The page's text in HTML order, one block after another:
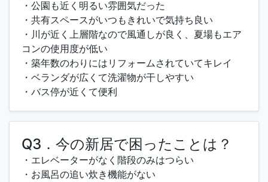
・公園も近く明るい雰囲気だった
・共有スペースがいつもきれいで気持ち良い
・川が近く上層階なので風通しが良く、夏場もエア
コンの使用度が低い
・築年数のわりにはリフォームされていてキレイ
・ベランダが広くて洗濯物が干しやすい
・バス停が近くて便利
Q3．今の新居で困ったことは？
・エレベーターがなく階段のみはつらい
・お風呂の追い炊き機能がない